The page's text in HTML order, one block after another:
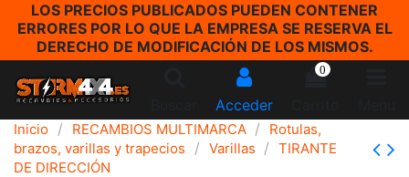
LOS PRECIOS PUBLICADOS PUEDEN CONTENER
ERRORES POR LO QUE LA EMPRESA SE RESERVA EL
DERECHO DE MODIFICACIÓN DE LOS MISMOS.
Acceder
0
Inicio RECAMBIOS MULTIMARCA
Rotulas,
brazos, varillas y trapecios
Varillas
TIRANTE
DE DIRECCIÓN